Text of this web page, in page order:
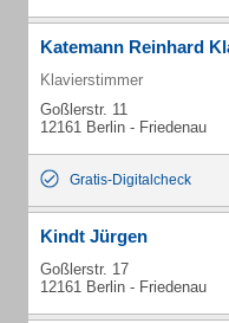
Katemann Reinhard
Klavierstimmer
Goßlerstr. 11
12161 Berlin - Friedenau
Gratis-Digitalcheck
Kindt Jürgen
Goßlerstr. 17
12161 Berlin - Friedenau